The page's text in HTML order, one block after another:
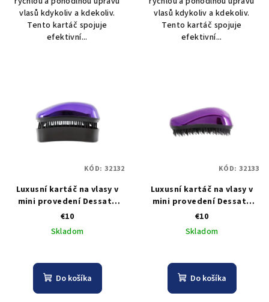
vlasů kdykoliv a kdekoliv.
Tento kartáč spojuje
efektivní...
vlasů kdykoliv a kdekoliv.
Tento kartáč spojuje
efektivní...
Luxusní kartáč na vlasy v
mini provedení Dessata
Mini Bright Edition
Turquoise - tyrkysová
€10
Skladom
Do košíka
KÓD: 32132
Luxusní kartáč na vlasy v
mini provedení Dessata
Mini Bright Edition Purple -
fialová
€10
Skladom
Do košíka
KÓD: 32133